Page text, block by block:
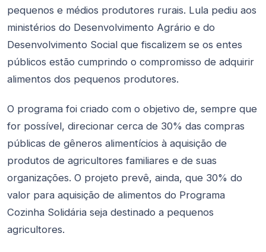
pequenos e médios produtores rurais. Lula pediu aos
ministérios do Desenvolvimento Agrário e do
Desenvolvimento Social que fiscalizem se os entes
públicos estão cumprindo o compromisso de adquirir
alimentos dos pequenos produtores.
O programa foi criado com o objetivo de, sempre que
for possível, direcionar cerca de 30% das compras
públicas de gêneros alimentícios à aquisição de
produtos de agricultores familiares e de suas
organizações. O projeto prevê, ainda, que 30% do
valor para aquisição de alimentos do Programa
Cozinha Solidária seja destinado a pequenos
agricultores.